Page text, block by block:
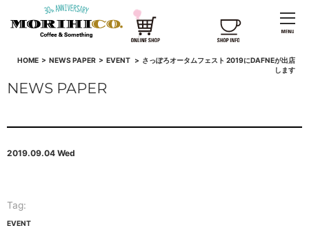
HOME> NEWS PAPER> EVENT > さっぽろオータムフェスト 2019にDAFNEが出店
します
NEWS PAPER
2019.09.04 Wed
Tag:
EVENT